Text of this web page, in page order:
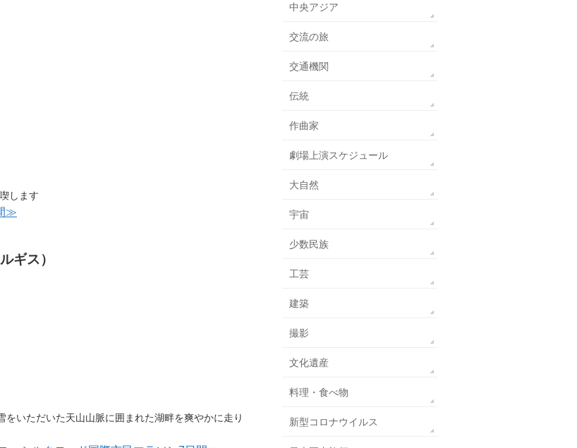
します
≫
ギス）
いただいた天山山脈に囲まれた湖畔を爽やかに走り
中央アジア
交流の旅
交通機関
伝統
作曲家
劇場上演スケジュール
大自然
宇宙
少数民族
工芸
建築
撮影
文化遺産
料理・食べ物
新型コロナウイルス